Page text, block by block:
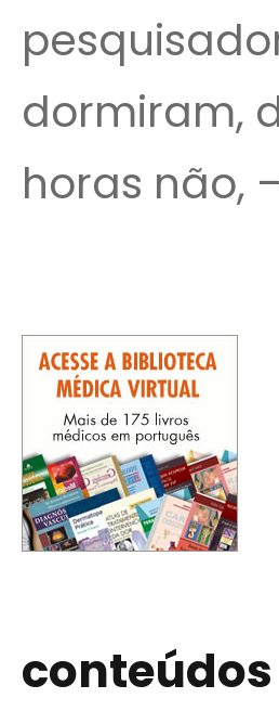
dormiram,
horas não,